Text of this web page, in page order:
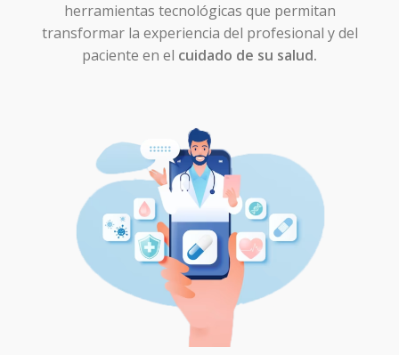
herramientas tecnológicas que permitan
transformar la experiencia del profesional y del
paciente en el cuidado de su salud.